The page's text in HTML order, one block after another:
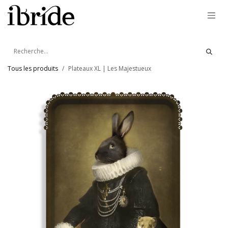
Se rendre au contenu
Tous les produits Plateaux XL | Les Majestueux